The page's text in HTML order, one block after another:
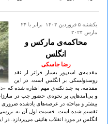
يكشنبه ۵ فروردين ۱۴۰۳ برابر با ۲۴
مارس ۲۰۲۴
محاکمه‌ی مارکس و
انگلس
رضا جاسکی
مقدمه‌ی اسدپور بسیار فراتر از نقد
روسدولسکی بر انگلس است. در این
مقدمه، به چند نکته‌ی مهم اشاره شده که
و پی‌آمدهایی بر نحوه‌ی حضور چپ در مبارزات
بیشتر و مباحثه در عرصه‌های یادشده
تقسیم شده است. قسمت اول آن به بررسی
انگلس در مورد انقلاب هائیتی می‌پردازد.